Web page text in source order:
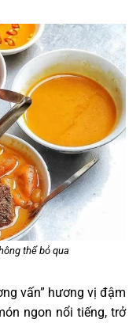
thể bỏ qua
vấn” hương vị đậm
ngon nổi tiếng, trở